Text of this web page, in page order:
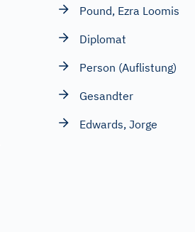
Pound, Ezra Loomis
Diplomat
Person (Auflistung)
Gesandter
Edwards, Jorge